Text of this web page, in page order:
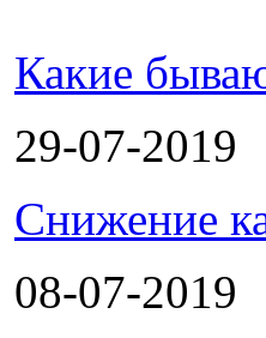
Какие
29-07-2019
Снижение
08-07-2019